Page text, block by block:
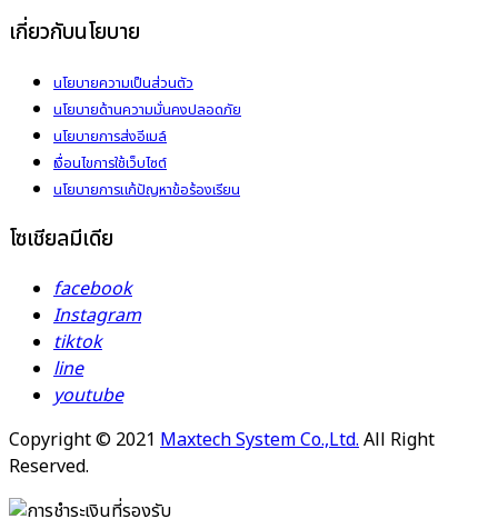
เกี่ยวกับนโยบาย
นโยบายความเป็นส่วนตัว
นโยบายด้านความมั่นคงปลอดภัย
นโยบายการส่งอีเมล์
เงื่อนไขการใช้เว็บไซต์
นโยบายการแก้ปัญหาข้อร้องเรียน
โซเชียลมีเดีย
facebook
Instagram
tiktok
line
youtube
Copyright © 2021 Maxtech System Co.,Ltd. All Right
Reserved.